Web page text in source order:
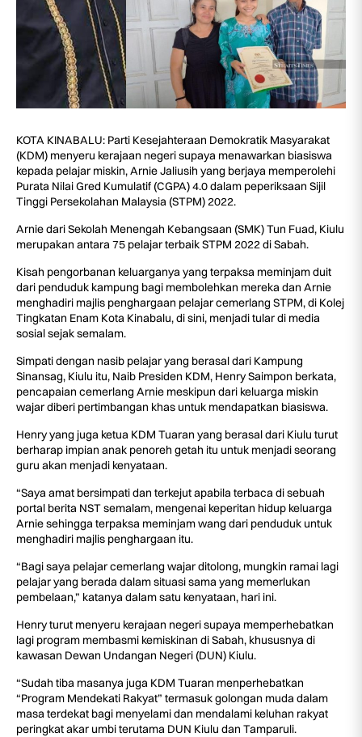
KOTA KINABALU: Parti Kesejahteraan Demokratik Masyarakat
(KDM) menyeru kerajaan negeri supaya menawarkan biasiswa
kepada pelajar miskin, Arnie Jaliusih yang berjaya memperolehi
Purata Nilai Gred Kumulatif (CGPA) 4.0 dalam peperiksaan Sijil
Tinggi Persekolahan Malaysia (STPM) 2022.
Arnie dari Sekolah Menengah Kebangsaan (SMK) Tun Fuad, Kiulu
merupakan antara 75 pelajar terbaik STPM 2022 di Sabah.
Kisah pengorbanan keluarganya yang terpaksa meminjam duit
dari penduduk kampung bagi membolehkan mereka dan Arnie
menghadiri majlis penghargaan pelajar cemerlang STPM, di Kolej
Tingkatan Enam Kota Kinabalu, di sini, menjadi tular di media
sosial sejak semalam.
Simpati dengan nasib pelajar yang berasal dari Kampung
Sinansag, Kiulu itu, Naib Presiden KDM, Henry Saimpon berkata,
pencapaian cemerlang Arnie meskipun dari keluarga miskin
wajar diberi pertimbangan khas untuk mendapatkan biasiswa.
Henry yang juga ketua KDM Tuaran yang berasal dari Kiulu turut
berharap impian anak penoreh getah itu untuk menjadi seorang
guru akan menjadi kenyataan.
“Saya amat bersimpati dan terkejut apabila terbaca di sebuah
portal berita NST semalam, mengenai keperitan hidup keluarga
Arnie sehingga terpaksa meminjam wang dari penduduk untuk
menghadiri majlis penghargaan itu.
“Bagi saya pelajar cemerlang wajar ditolong, mungkin ramai lagi
pelajar yang berada dalam situasi sama yang memerlukan
pembelaan,” katanya dalam satu kenyataan, hari ini.
Henry turut menyeru kerajaan negeri supaya memperhebatkan
lagi program membasmi kemiskinan di Sabah, khususnya di
kawasan Dewan Undangan Negeri (DUN) Kiulu.
“Sudah tiba masanya juga KDM Tuaran menperhebatkan
“Program Mendekati Rakyat” termasuk golongan muda dalam
masa terdekat bagi menyelami dan mendalami keluhan rakyat
peringkat akar umbi terutama DUN Kiulu dan Tamparuli.